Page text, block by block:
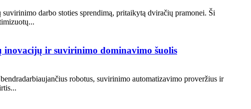
darbo stoties sprendimą, pritaikytą dviračių pramonei. Ši
ir suvirinimo dominavimo šuolis
robotus, suvirinimo automatizavimo proveržius ir